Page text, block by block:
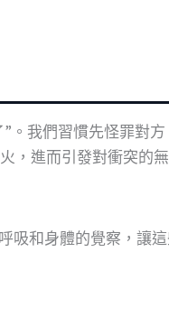
我們習慣先怪罪對
，進而引發對衝突的
吸和身體的覺察，讓